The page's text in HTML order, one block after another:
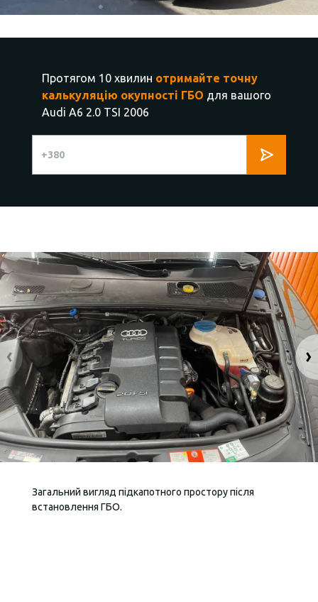
Протягом 10 хвилин отримайте точну
калькуляцію окупності ГБО для вашого
Audi A6 2.0 TSI 2006
Загальний вигляд підкапотного простору після
встановлення ГБО.